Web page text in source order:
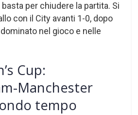
per chiudere la partita. Si
con il City avanti 1-0, dopo
nel gioco e nelle
Cup:
Manchester
tempo